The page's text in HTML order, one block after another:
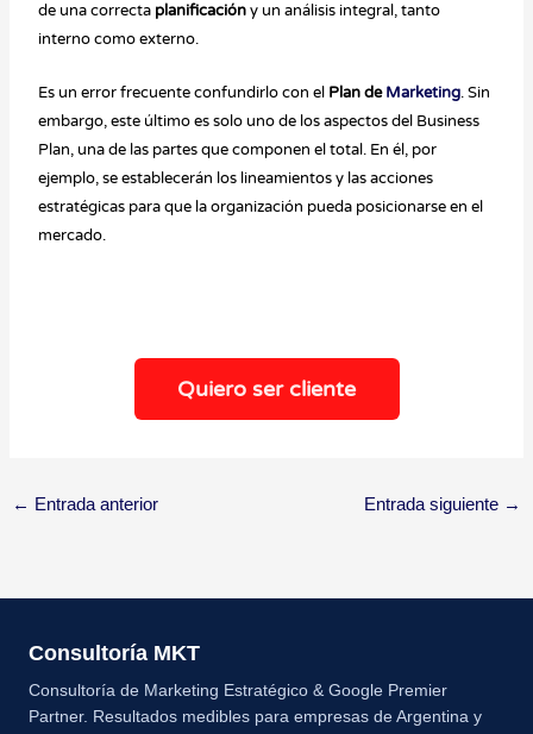
de una correcta planificacióny un análisis integral, tanto
interno como externo.
Es un error frecuente confundirlo con el Plan deMarketing. Sin
embargo, este último es solo uno de los aspectos del Business
Plan, una de las partes que componen el total. En él, por
ejemplo, se establecerán los lineamientos y las acciones
estratégicas para que la organización pueda posicionarse en el
mercado.
Quiero ser cliente
← Entrada anterior Entrada siguiente →
Consultoría MKT
Consultoría de Marketing Estratégico & Google Premier
Partner. Resultados medibles para empresas de Argentina y